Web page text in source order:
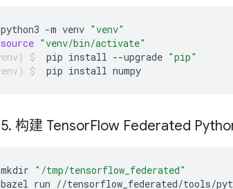
python3 -m venv "venv"
source "venv/bin/activate"
pip install --upgrade "pip"
pip install numpy
5. 构建 TensorFlow Federated
mkdir "/tmp/tensorflow_federated"
bazel run //tensorflow_federated/tools/